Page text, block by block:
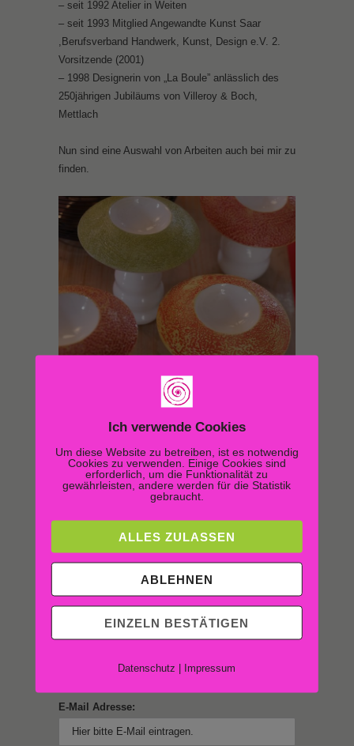
– seit 1992 Atelier in Weiten
– seit 1993 Mitglied Angewandte Kunst Saar
,Berufsverband Handwerk, Kunst, Design e.V. 2.
Vorsitzende (2001)
– 1998 Designerin von „La Boule” anlässlich des
250jährigen Jubiläums von Villeroy & Boch,
Mettlach
Nun sind eine Auswahl von Arbeiten auch bei mir zu
finden.
Pilz Objekt, Lyn Riccardo, Foto: Annelie
WOLLEN SIE REGELMÄSSIGE I
E-Mail Adresse:
Ich verwende Cookies
Um diese Website zu betreiben, ist es notwendig
Cookies zu verwenden. Einige Cookies sind
erforderlich, um die Funktionalität zu
gewährleisten, andere werden für die Statistik
gebraucht.
ALLES ZULASSEN
ABLEHNEN
EINZELN BESTÄTIGEN
Datenschutz | Impressum